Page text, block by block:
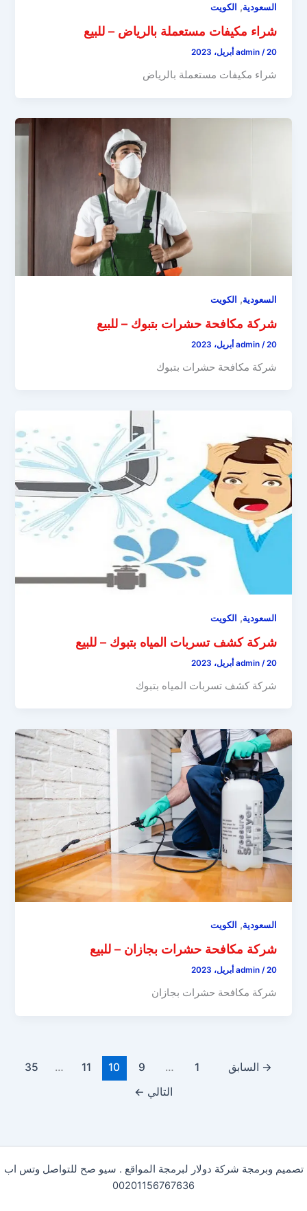
السعودية, الكويت
شراء مكيفات مستعملة بالرياض – للبيع
admin /20 أبريل، 2023
شراء مكيفات مستعملة بالرياض
السعودية, الكويت
شركة مكافحة حشرات بتبوك – للبيع
admin /20 أبريل، 2023
شركة مكافحة حشرات بتبوك
السعودية, الكويت
شركة كشف تسربات المياه بتبوك – للبيع
admin /20 أبريل، 2023
شركة كشف تسربات المياه بتبوك
السعودية, الكويت
شركة مكافحة حشرات بجازان – للبيع
admin /20 أبريل، 2023
شركة مكافحة حشرات بجازان
→ السابق 1
…
9
10
11
…
35
التالي ←
تصميم وبرمجة شركة دولار لبرمجة المواقع . سيو صح للتواصل وتس اب
00201156767636